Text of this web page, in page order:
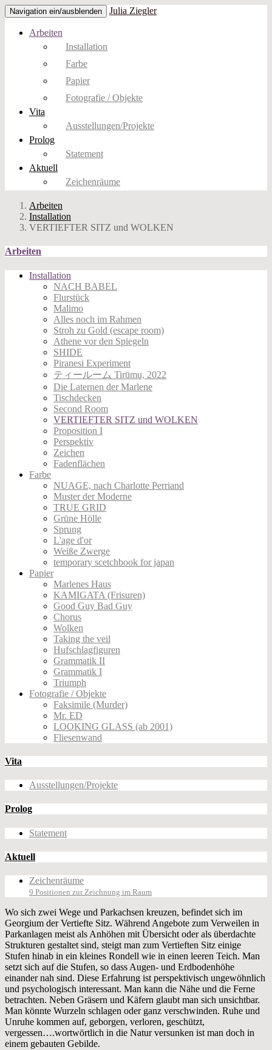
Navigation ein/ausblenden Julia Ziegler
Arbeiten
Installation
Farbe
Papier
Fotografie / Objekte
Vita
Ausstellungen/Projekte
Prolog
Statement
Aktuell
Zeichenräume
Arbeiten
Installation
VERTIEFTER SITZ und WOLKEN
Arbeiten
Installation
NACH BABEL
Flurstück
Malimo
Alles noch im Rahmen
Stroh zu Gold (escape room)
Athene vor den Spiegeln
SHIDE
Piranesi Experiment
ティールーム Tirūmu, 2022
Die Laternen der Marlene
Tischdecken
Second Room
VERTIEFTER SITZ und WOLKEN
Proposition I
Perspektiv
Zeichen
Fadenflächen
Farbe
NUAGE, nach Charlotte Perriand
Muster der Moderne
TRUE GRID
Grüne Hölle
Sprung
L'age d'or
Weiße Zwerge
temporary scetchbook for japan
Papier
Marlenes Haus
KAMIGATA (Frisuren)
Good Guy Bad Guy
Chorus
Wolken
Taking the veil
Hufschlagfiguren
Grammatik II
Grammatik I
Triumph
Fotografie / Objekte
Faksimile (Murder)
Mr. ED
LOOKING GLASS (ab 2001)
Fliesenwand
Vita
Ausstellungen/Projekte
Prolog
Statement
Aktuell
Zeichenräume
9 Positionen zur Zeichnung im Raum
Wo sich zwei Wege und Parkachsen kreuzen, befindet sich im
Georgium der Vertiefte Sitz. Während Angebote zum Verweilen in
Parkanlagen meist als Anhöhen mit Übersicht oder als überdachte
Strukturen gestaltet sind, steigt man zum Vertieften Sitz einige
Stufen hinab in ein kleines Rondell wie in einen leeren Teich. Man
setzt sich auf die Stufen, so dass Augen- und Erdbodenhöhe
einander nah sind. Diese Erfahrung ist perspektivisch ungewöhnlich
und psychologisch interessant. Man kann die Nähe und die Ferne
betrachten. Neben Gräsern und Käfern glaubt man sich unsichtbar.
Man könnte Wurzeln schlagen oder ganz verschwinden. Ruhe und
Unruhe kommen auf, geborgen, verloren, geschützt,
vergessen….wortwörtlich in die Natur versunken ist man doch in
einem gebauten Gebilde.